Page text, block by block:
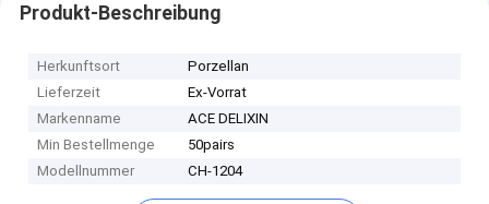
Produkt-Beschreibung
Herkunftsort
Porzellan
Lieferzeit
Ex-Vorrat
Markenname
ACE DELIXIN
Min Bestellmenge
50pairs
Modellnummer
CH-1204